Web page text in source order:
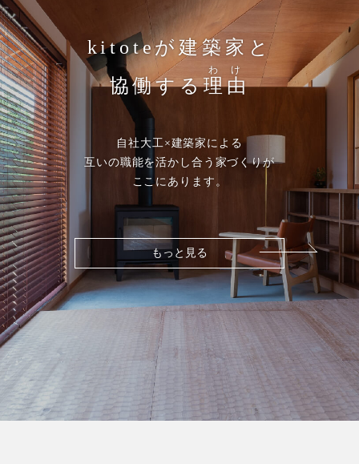
kitoteが建築家と
協働する理由
わけ
自社大工×建築家による
互いの職能を活かし合う家づくりが
ここにあります。
もっと見る